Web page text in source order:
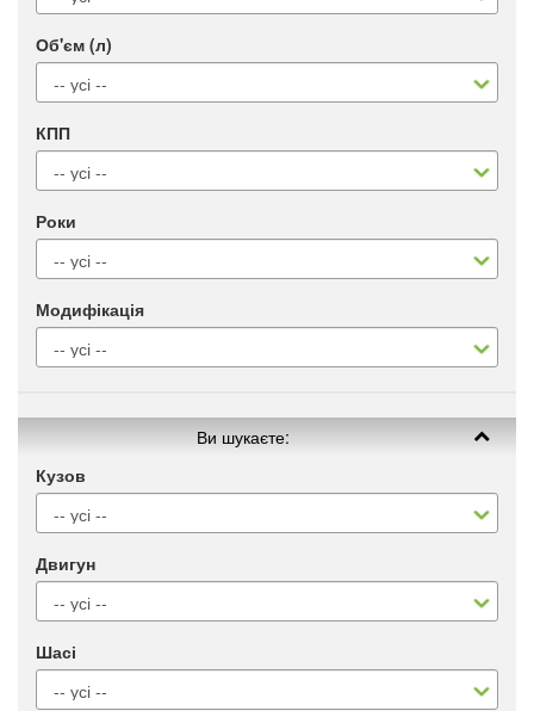
Об'єм (л)
КПП
Роки
Модифікація
Ви шукаєте:
Кузов
Двигун
Шасі